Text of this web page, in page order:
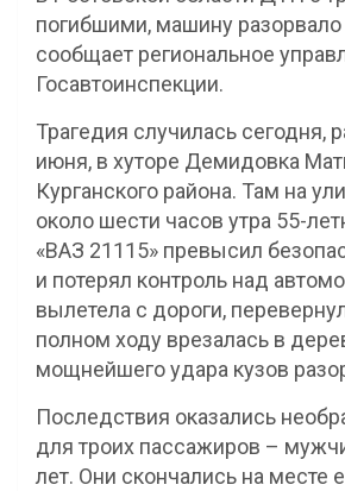
погибшими, машину разорвало
сообщает региональное
Госавтоинспекции.
Трагедия случилась сегодня,
июня, в хуторе Демидовка
Курганского района. Там на
около шести часов утра 55-
«ВАЗ 21115» превысил
и потерял контроль над
вылетела с дороги,
полном ходу врезалась в
мощнейшего удара кузов
Последствия оказались
для троих пассажиров –
лет. Они скончались на месте